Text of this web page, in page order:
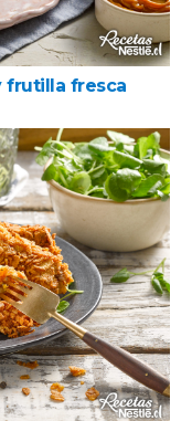
frutilla fresca